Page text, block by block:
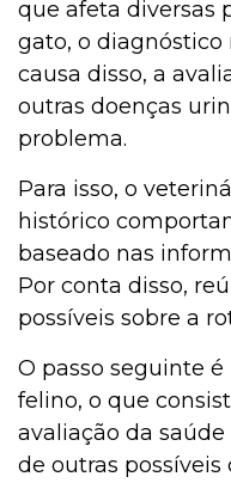
que afeta diversas
gato, o diagnóstico
causa disso, a
outras doenças
problema.
Para isso, o
histórico
baseado nas
Por conta disso,
possíveis sobre a
O passo seguinte
felino, o que
avaliação da
de outras possíveis